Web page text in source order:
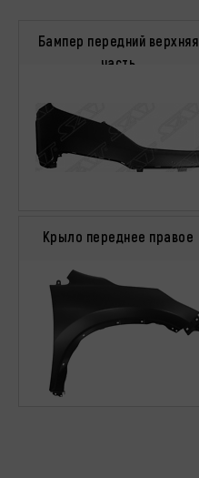
Бампер передний верхняя
часть
Крыло переднее правое